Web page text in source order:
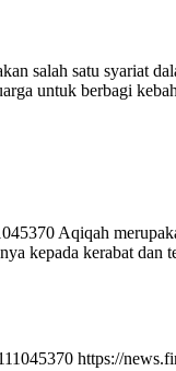
salah satu syariat
untuk berbagi
Aqiqah
kepada kerabat
https://